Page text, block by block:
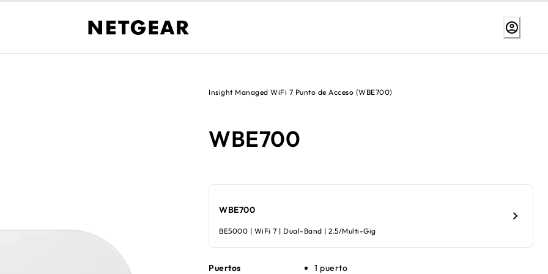
Insight Managed WiFi 7 Punto de Acceso (WBE700)
WBE700
WBE700
BE5000 | WiFi 7 | Dual-Band | 2.5/Multi-Gig
Puertos 1 puerto